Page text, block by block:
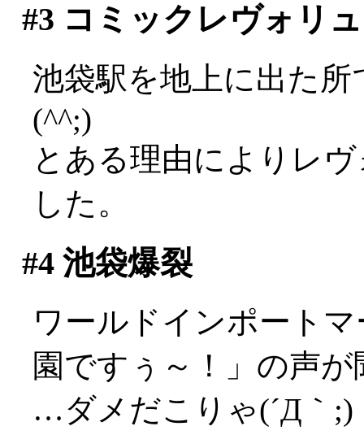
#3 コミックレヴォリ
池袋駅を地上に出た
(^^;)
とある理由によりレ
した。
#4池袋爆裂
ワールドインポート
園ですぅ～！」の声
…ダメだこりゃ(´Д｀;)